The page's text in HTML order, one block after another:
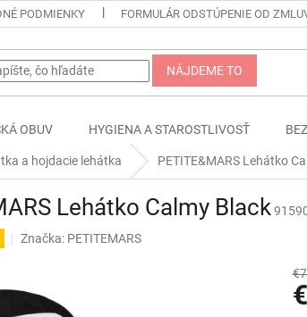
PODMIENKY FORMULÁR ODSTÚPENIE OD
NÁJDEME TO
OBUV HYGIENA A STAROSTLIVOSŤ
a hojdacie lehátka PETITE&MARS Lehátko
Lehátko Calmy Black
Značka: PETITEMARS